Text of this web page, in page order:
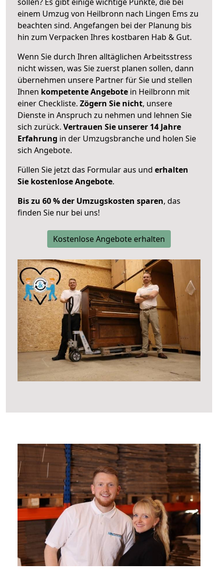
einem Umzug von Heilbronn nach Lingen Ems zu
beachten sind. Angefangen bei der Planung bis
hin zum Verpacken Ihres kostbaren Hab & Gut.
Wenn Sie durch Ihren alltäglichen Arbeitsstress
nicht wissen, was Sie zuerst planen sollen, dann
übernehmen unsere Partner für Sie und stellen
Ihnen kompetente Angebote in Heilbronn mit
einer Checkliste. Zögern Sie nicht, unsere
Dienste in Anspruch zu nehmen und lehnen Sie
sich zurück. Vertrauen Sie unserer 14 Jahre
Erfahrung in der Umzugsbranche und holen Sie
sich Angebote.
Füllen Sie jetzt das Formular aus und erhalten
Sie kostenlose Angebote.
Bis zu 60 % der Umzugskosten sparen, das
finden Sie nur bei uns!
Kostenlose Angebote erhalten